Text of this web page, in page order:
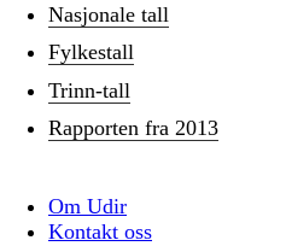
Nasjonale tall
Fylkestall
Trinn-tall
Rapporten fra 2013
Om Udir
Kontakt oss